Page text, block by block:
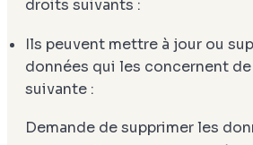
droits suivants :
Ils peuvent mettre à jour ou
données qui les concernent
suivante :
Demande de supprimer les